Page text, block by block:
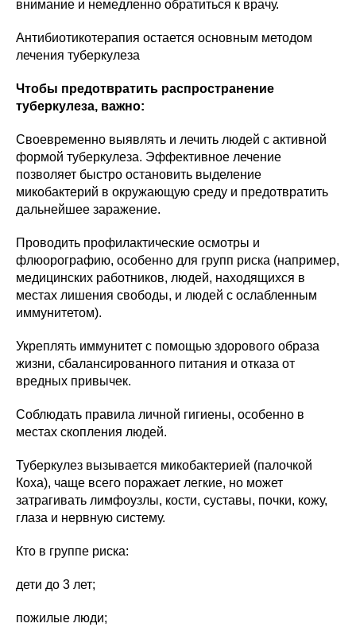
внимание и немедленно обратиться к врачу.
Антибиотикотерапия остается основным методом
лечения туберкулеза
Чтобы предотвратить распространение
туберкулеза, важно:
Своевременно выявлять и лечить людей с активной
формой туберкулеза. Эффективное лечение
позволяет быстро остановить выделение
микобактерий в окружающую среду и предотвратить
дальнейшее заражение.
Проводить профилактические осмотры и
флюорографию, особенно для групп риска (например,
медицинских работников, людей, находящихся в
местах лишения свободы, и людей с ослабленным
иммунитетом).
Укреплять иммунитет с помощью здорового образа
жизни, сбалансированного питания и отказа от
вредных привычек.
Соблюдать правила личной гигиены, особенно в
местах скопления людей.
Туберкулез вызывается микобактерией (палочкой
Коха), чаще всего поражает легкие, но может
затрагивать лимфоузлы, кости, суставы, почки, кожу,
глаза и нервную систему.
Кто в группе риска:
дети до 3 лет;
пожилые люди;